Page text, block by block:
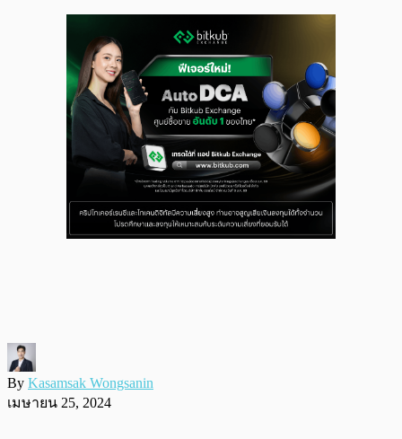
By Kasamsak Wongsanin
เมษายน 25, 2024